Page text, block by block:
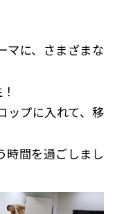
マに、さまざまな
ップに入れて、移
時間を過ごしまし